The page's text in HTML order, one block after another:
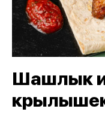
Шашлык